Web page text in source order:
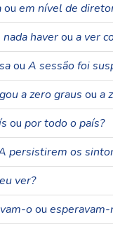
ou em nível de
haverou a ver
ou A sessão foi
a zero graus ou a
ou por todo o país?
persistirem os
ver?
oou esperavam-